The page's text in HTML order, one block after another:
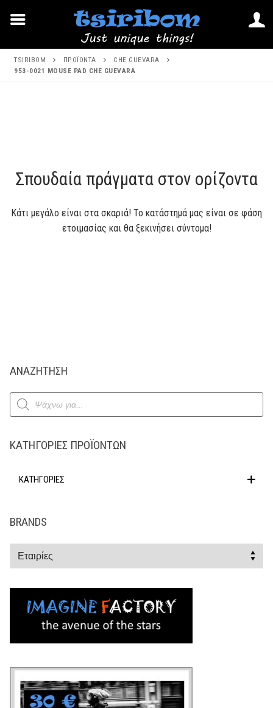
Μετάβαση
TSIRIBOM ΠΡΟΪΌΝΤΑ
CHE GUEVARA
953-0021 MOUSE PAD CHE GUEVARA
Σπουδαία πράγματα στον ορίζοντα
Κάτι μεγάλο είναι στα σκαριά! Το κατάστημά μας είναι σε φάση
ετοιμασίας και θα ξεκινήσει σύντομα!
ΑΝΑΖΗΤΗΣΗ
Products
search
ΚΑΤΗΓΟΡΊΕΣ ΠΡΟΪΌΝΤΩΝ
ΚΑΤΗΓΟΡΙΕΣ
BRANDS